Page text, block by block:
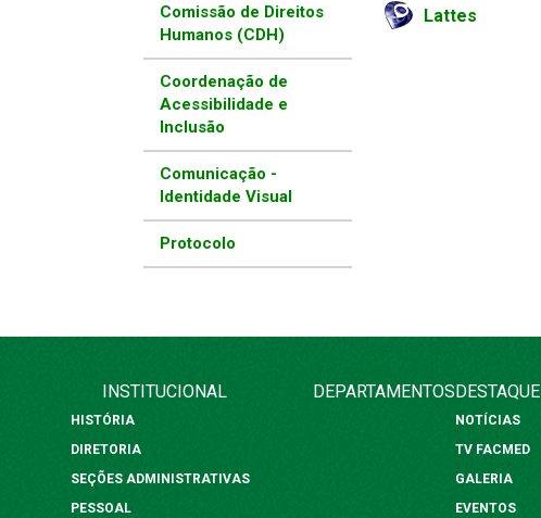
Comissão de Direitos
Humanos (CDH)
Coordenação de
Acessibilidade e
Inclusão
Comunicação -
Identidade Visual
Protocolo
Lattes
INSTITUCIONAL
HISTÓRIA
DIRETORIA
SEÇÕES ADMINISTRATIVAS
PESSOAL
DEPARTAMENTOSDESTAQUE
NOTÍCIAS
TV FACMED
GALERIA
EVENTOS